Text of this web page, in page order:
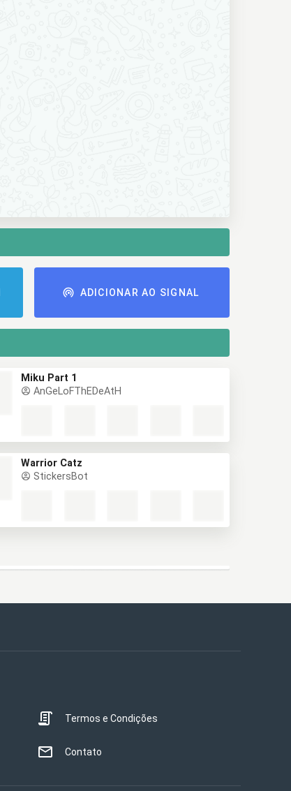
ADICIONAR AO SIGNAL
Miku Part 1
AnGeLoFThEDeAtH
Warrior Catz
StickersBot
Termos e Condições
Contato